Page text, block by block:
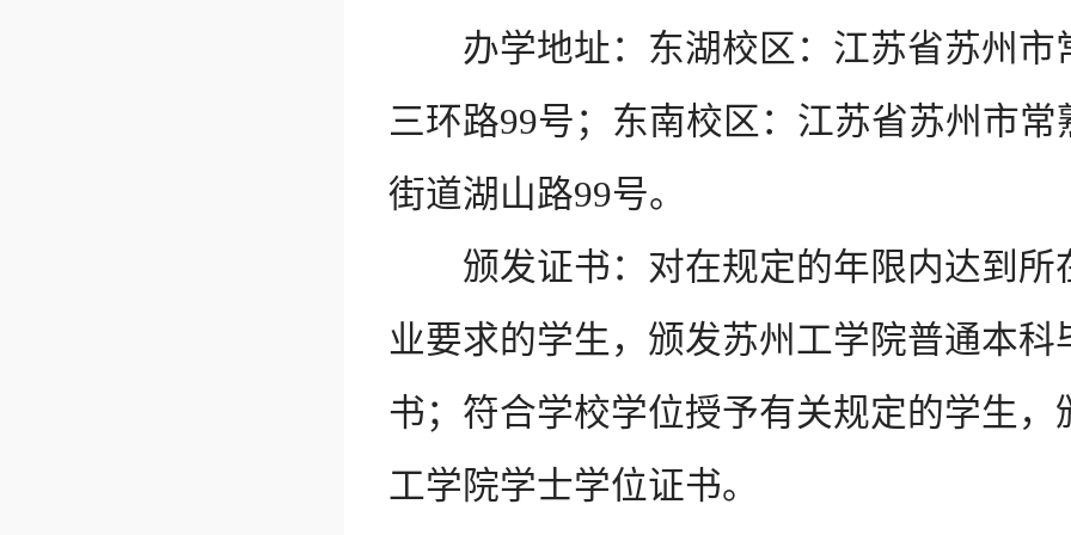
办学地址：东湖校区：江苏省苏州市
三环路99号；东南校区：江苏省苏州市常
街道湖山路99号。
颁发证书：对在规定的年限内达到所
业要求的学生，颁发苏州工学院普通本科
书；符合学校学位授予有关规定的学生，
工学院学士学位证书。